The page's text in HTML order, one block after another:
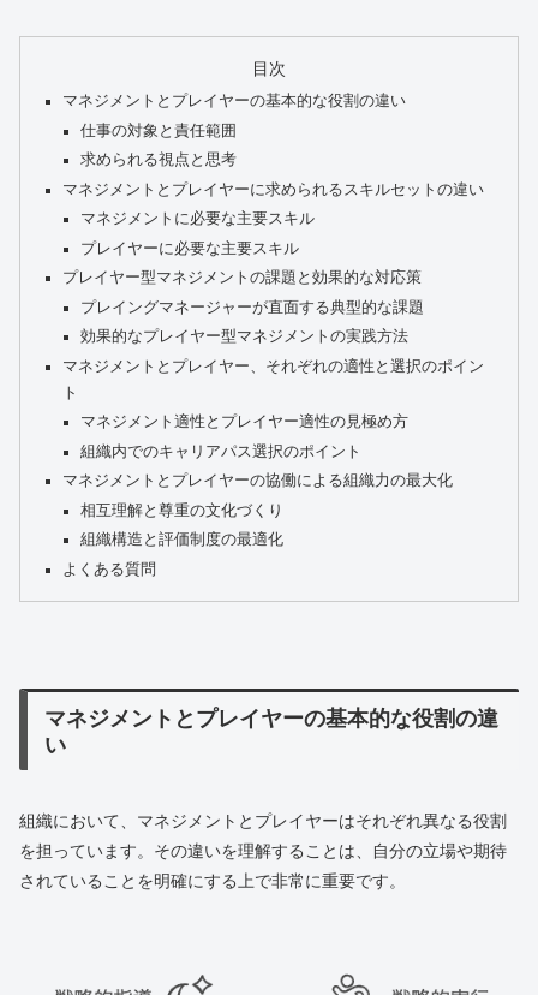
目次
マネジメントとプレイヤーの基本的な役割の違い
仕事の対象と責任範囲
求められる視点と思考
マネジメントとプレイヤーに求められるスキルセットの違い
マネジメントに必要な主要スキル
プレイヤーに必要な主要スキル
プレイヤー型マネジメントの課題と効果的な対応策
プレイングマネージャーが直面する典型的な課題
効果的なプレイヤー型マネジメントの実践方法
マネジメントとプレイヤー、それぞれの適性と選択のポイン
ト
マネジメント適性とプレイヤー適性の見極め方
組織内でのキャリアパス選択のポイント
マネジメントとプレイヤーの協働による組織力の最大化
相互理解と尊重の文化づくり
組織構造と評価制度の最適化
よくある質問
マネジメントとプレイヤーの基本的な役割の違
い
組織において、マネジメントとプレイヤーはそれぞれ異なる役割
を担っています。その違いを理解することは、自分の立場や期待
されていることを明確にする上で非常に重要です。